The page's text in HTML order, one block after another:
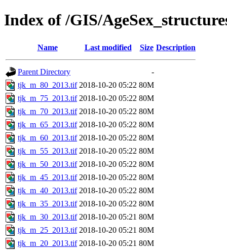
Index of /GIS/
Name Last modified Size Description
Parent Directory
-
tjk_m_80_2013.tif 2018-10-20 05:22 80M
tjk_m_75_2013.tif 2018-10-20 05:22 80M
tjk_m_70_2013.tif 2018-10-20 05:22 80M
tjk_m_65_2013.tif 2018-10-20 05:22 80M
tjk_m_60_2013.tif 2018-10-20 05:22 80M
tjk_m_55_2013.tif 2018-10-20 05:22 80M
tjk_m_50_2013.tif 2018-10-20 05:22 80M
tjk_m_45_2013.tif 2018-10-20 05:22 80M
tjk_m_40_2013.tif 2018-10-20 05:22 80M
tjk_m_35_2013.tif 2018-10-20 05:22 80M
tjk_m_30_2013.tif 2018-10-20 05:21 80M
tjk_m_25_2013.tif 2018-10-20 05:21 80M
tjk_m_20_2013.tif 2018-10-20 05:21 80M